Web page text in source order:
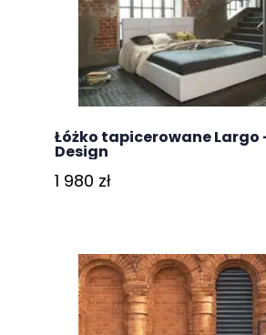
Łóżko tapicerowane Largo
Design
1 980 zł